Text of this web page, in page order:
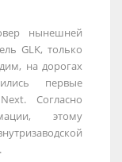
нынешней
GLK, только
на дорогах
первые
Согласно
этому